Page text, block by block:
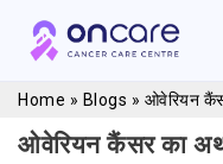
Home » Blogs » ओवेरियन
ओवेरियन कैंसर का